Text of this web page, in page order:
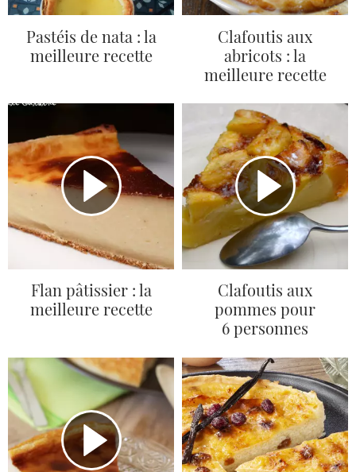
Pastéis de nata : la
meilleure recette
Clafoutis aux
abricots : la
meilleure recette
Flan pâtissier : la
meilleure recette
Clafoutis aux
pommes pour
6 personnes